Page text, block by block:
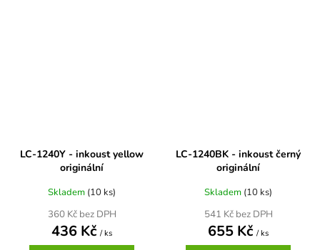
DCP-8065DN
Brother DCP-7045
Brother DCP-7045N
LC-1240Y - inkoust yellow
originální
Skladem (10 ks)
360 Kč bez DPH
436 Kč / ks
LC-1240BK - inkoust černý
originální
Skladem (10 ks)
541 Kč bez DPH
655 Kč / ks